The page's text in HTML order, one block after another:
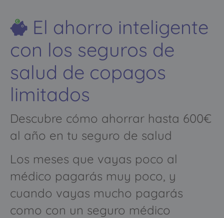
El ahorro inteligente
con los seguros de
salud de copagos
limitados
Descubre cómo ahorrar hasta 600€
al año en tu seguro de salud
Los meses que vayas poco al
médico pagarás muy poco, y
cuando vayas mucho pagarás
como con un seguro médico